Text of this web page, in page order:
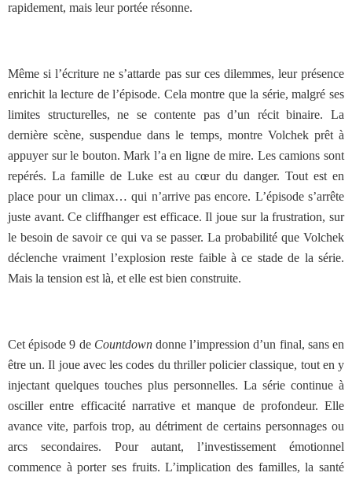
rapidement, mais leur portée résonne.
Même si l’écriture ne s’attarde pas sur ces dilemmes, leur présence
enrichit la lecture de l’épisode. Cela montre que la série, malgré ses
limites structurelles, ne se contente pas d’un récit binaire. La
dernière scène, suspendue dans le temps, montre Volchek prêt à
appuyer sur le bouton. Mark l’a en ligne de mire. Les camions sont
repérés. La famille de Luke est au cœur du danger. Tout est en
place pour un climax… qui n’arrive pas encore. L’épisode s’arrête
juste avant. Ce cliffhanger est efficace. Il joue sur la frustration, sur
le besoin de savoir ce qui va se passer. La probabilité que Volchek
déclenche vraiment l’explosion reste faible à ce stade de la série.
Mais la tension est là, et elle est bien construite.
Cet épisode 9 de Countdowndonne l’impression d’un final, sans en
être un. Il joue avec les codes du thriller policier classique, tout en y
injectant quelques touches plus personnelles. La série continue à
osciller entre efficacité narrative et manque de profondeur. Elle
avance vite, parfois trop, au détriment de certains personnages ou
arcs secondaires. Pour autant, l’investissement émotionnel
commence à porter ses fruits. L’implication des familles, la santé